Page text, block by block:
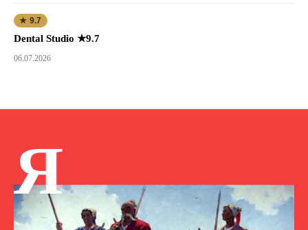
★ 9.7
Dental Studio ★9.7
06.07.2026
Я